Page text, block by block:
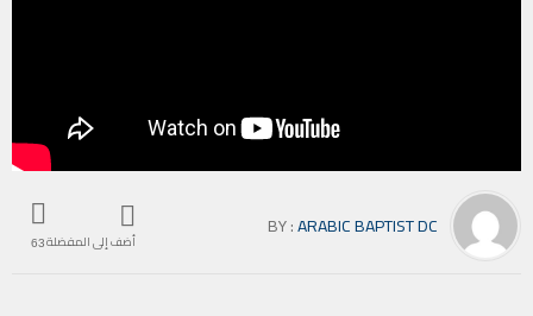
أضف إلى المفضلة63
BY :ARABIC BAPTIST DC